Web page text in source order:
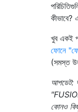
কীভাবে?
খুব একই
ফোনে
(সমস্ত
আপডেট:
কোনও